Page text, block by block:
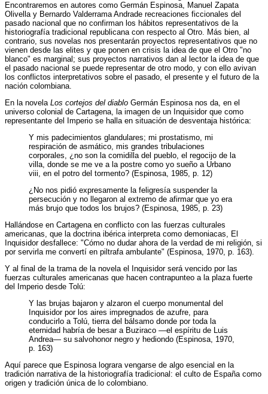
Encontraremos en autores como Germán Espinosa, Manuel Zapata
Olivella y Bernardo Valderrama Andrade recreaciones ficcionales del
pasado nacional que no confirman los hábitos representativos de la
historiografía tradicional republicana con respecto al Otro. Más bien, al
contrario, sus novelas nos presentarán proyectos representativos que no
vienen desde las elites y que ponen en crisis la idea de que el Otro "no
blanco" es marginal; sus proyectos narrativos dan al lector la idea de que
el pasado nacional se puede representar de otro modo, y con ello avivan
los conflictos interpretativos sobre el pasado, el presente y el futuro de la
nación colombiana.
En la novela Los cortejos del diablo Germán Espinosa nos da, en el
universo colonial de Cartagena, la imagen de un Inquisidor que como
representante del Imperio se halla en situación de desventaja histórica:
Y mis padecimientos glandulares; mi prostatismo, mi
respiración de asmático, mis grandes tribulaciones
corporales, ¿no son la comidilla del pueblo, el regocijo de la
villa, donde se me ve a la postre como yo sueño a Urbano
viii, en el potro del tormento? (Espinosa, 1985, p. 12)
¿No nos pidió expresamente la feligresía suspender la
persecución y no llegaron al extremo de afirmar que yo era
más brujo que todos los brujos? (Espinosa, 1985, p. 23)
Hallándose en Cartagena en conflicto con las fuerzas culturales
americanas, que la doctrina ibérica interpreta como demoniacas, El
Inquisidor desfallece: "Cómo no dudar ahora de la verdad de mi religión, si
por servirla me convertí en piltrafa ambulante" (Espinosa, 1970, p. 163).
Y al final de la trama de la novela el Inquisidor será vencido por las
fuerzas culturales americanas que hacen contrapunteo a la plaza fuerte
del Imperio desde Tolú:
Y las brujas bajaron y alzaron el cuerpo monumental del
Inquisidor por los aires impregnados de azufre, para
conducirlo a Tolú, tierra del bálsamo donde por toda la
eternidad habría de besar a Buziraco —el espíritu de Luis
Andrea— su salvohonor negro y hediondo (Espinosa, 1970,
p. 163)
Aquí parece que Espinosa lograra vengarse de algo esencial en la
tradición narrativa de la historiografía tradicional: el culto de España como
origen y tradición única de lo colombiano.